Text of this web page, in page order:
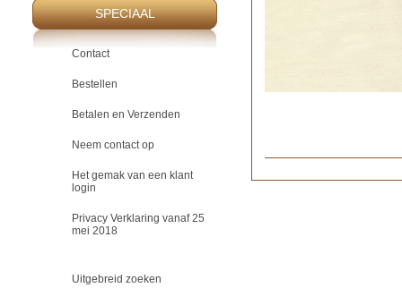
SPECIAAL
Contact
Bestellen
Betalen en Verzenden
Neem contact op
Het gemak van een klant
login
Privacy Verklaring vanaf 25
mei 2018
Uitgebreid zoeken